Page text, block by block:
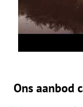
Ons aanbod